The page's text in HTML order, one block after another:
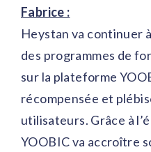
Fabrice :
Heystan va continuer
des programmes de
sur la plateforme
récompensée et
utilisateurs. Grâce à
YOOBIC va accroître